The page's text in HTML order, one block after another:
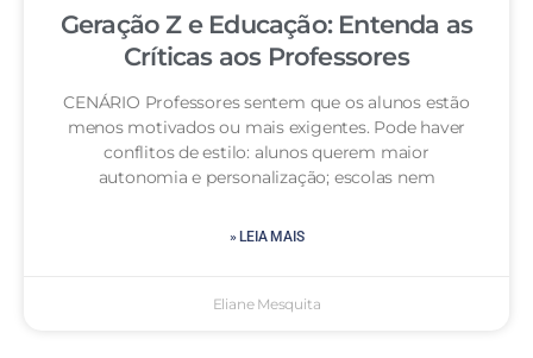
Geração Z e Educação: Entenda as
Críticas aos Professores
CENÁRIO Professores sentem que os alunos estão
menos motivados ou mais exigentes. Pode haver
conflitos de estilo: alunos querem maior
autonomia e personalização; escolas nem
» LEIA MAIS
Eliane Mesquita